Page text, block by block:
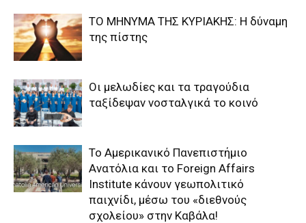
ΤΟ ΜΗΝΥΜΑ ΤΗΣ ΚΥΡΙΑΚΗΣ: Η δύναμη
της πίστης
Οι μελωδίες και τα τραγούδια
ταξίδεψαν νοσταλγικά το κοινό
Το Αμερικανικό Πανεπιστήμιο
Ανατόλια και το Foreign Affairs
Institute κάνουν γεωπολιτικό
παιχνίδι, μέσω του «διεθνούς
σχολείου» στην Καβάλα!